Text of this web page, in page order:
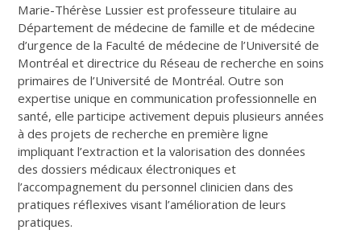
Marie-Thérèse Lussier est professeure titulaire au
Département de médecine de famille et de médecine
d’urgence de la Faculté de médecine de l’Université de
Montréal et directrice du Réseau de recherche en soins
primaires de l’Université de Montréal. Outre son
expertise unique en communication professionnelle en
santé, elle participe activement depuis plusieurs années
à des projets de recherche en première ligne
impliquant l’extraction et la valorisation des données
des dossiers médicaux électroniques et
l’accompagnement du personnel clinicien dans des
pratiques réflexives visant l’amélioration de leurs
pratiques.